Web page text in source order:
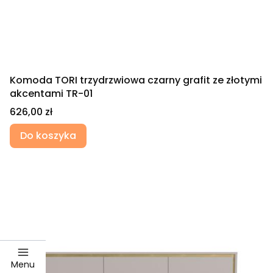
Komoda TORI trzydrzwiowa czarny grafit ze złotymi
akcentami TR-01
Cena
626,00 zł
Do koszyka
Menu